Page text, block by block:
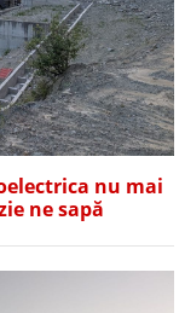
nu mai
ne sapă